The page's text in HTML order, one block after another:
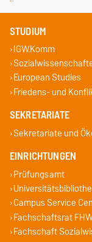
STUDIUM
IGW.Komm
European Studies
Friedens- und
SEKRETARIATE
Sekretariate und
EINRICHTUNGEN
Prüfungsamt
Campus Service
Fachschaftsrat
Fachschaft